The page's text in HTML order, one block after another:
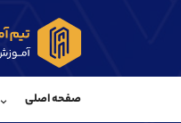
صفحه اصلی